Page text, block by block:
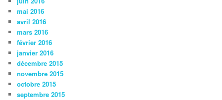
mai 2016
avril 2016
mars 2016
février 2016
janvier 2016
décembre 2015
novembre 2015
octobre 2015
septembre 2015